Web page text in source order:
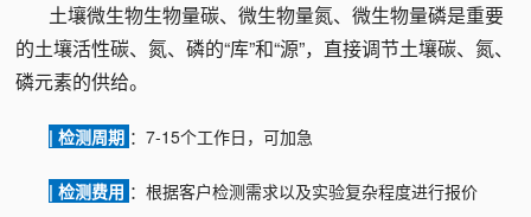
土壤微生物生物量碳、微生物量氮、微生物量磷是重要
的土壤活性碳、氮、磷的“库”和“源”，直接调节土壤碳、氮、
磷元素的供给。
| 检测周期 ：7-15个工作日，可加急
| 检测费用 ：根据客户检测需求以及实验复杂程度进行报价